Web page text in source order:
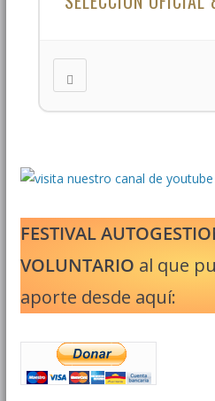
FESTIVAL
VOLUNTARIO al que
aporte desde aquí: